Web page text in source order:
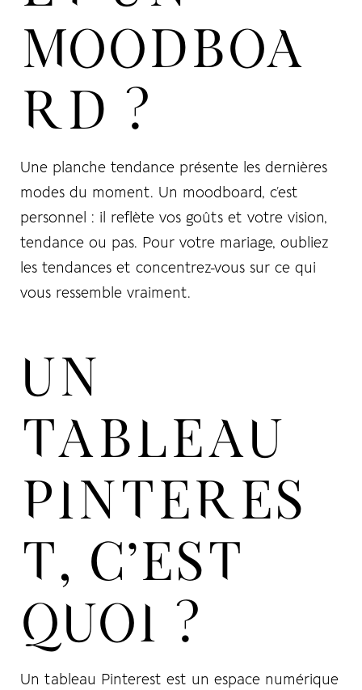
MOODBOA
RD ?
Une planche tendance présente les dernières
modes du moment. Un moodboard, c’est
personnel : il reflète vos goûts et votre vision,
tendance ou pas. Pour votre mariage, oubliez
les tendances et concentrez-vous sur ce qui
vous ressemble vraiment.
UN
TABLEAU
PINTERES
T, C’EST
QUOI ?
Un tableau Pinterest est un espace numérique